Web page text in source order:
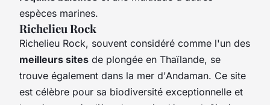
espèces marines.
Richelieu Rock
Richelieu Rock, souvent considéré comme l'un des
meilleurs sites de plongée en Thaïlande, se
trouve également dans la mer d'Andaman. Ce site
est célèbre pour sa biodiversité exceptionnelle et